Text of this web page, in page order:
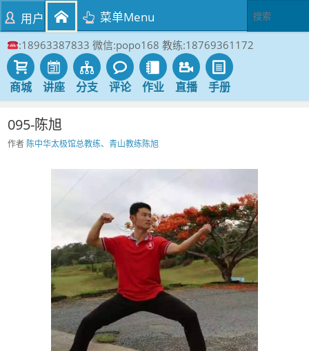
:18963387833 微信:popo168 教练:18769361172
商城 讲座 分支 评论 作业 直播 手册
用户 菜单Menu
095-陈旭
作者 陈中华太极馆总教练、青山教练陈旭